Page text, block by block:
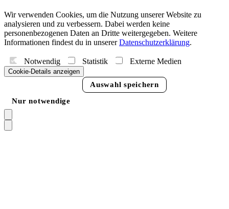
Wir verwenden Cookies, um die Nutzung unserer Website zu
analysieren und zu verbessern. Dabei werden keine
personenbezogenen Daten an Dritte weitergegeben. Weitere
Informationen findest du in unsererDatenschutzerklärung.
Notwendig Statistik Externe Medien
Cookie-Details anzeigen
Auswahl speichern
Nur notwendige